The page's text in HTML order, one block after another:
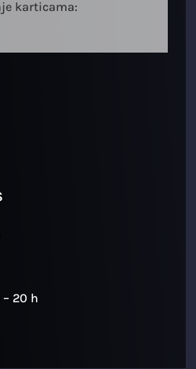
karticama:
20 h